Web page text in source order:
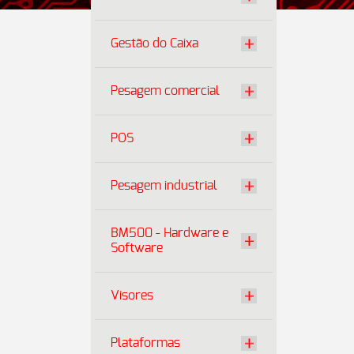
Gestão do Caixa
Pesagem comercial
POS
Pesagem industrial
BM500 - Hardware e
Software
Visores
Plataformas